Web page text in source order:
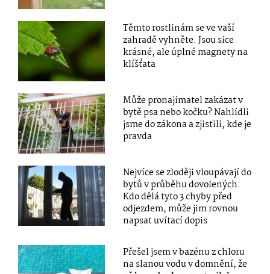
Těmto rostlinám se ve vaší
zahradě vyhněte. Jsou sice
krásné, ale úplné magnety na
klíšťata
Může pronajímatel zakázat v
bytě psa nebo kočku? Nahlídli
jsme do zákona a zjistili, kde je
pravda
Nejvíce se zloději vloupávají do
bytů v průběhu dovolených.
Kdo dělá tyto 3 chyby před
odjezdem, může jim rovnou
napsat uvítací dopis
Přešel jsem v bazénu z chloru
na slanou vodu v domnění, že